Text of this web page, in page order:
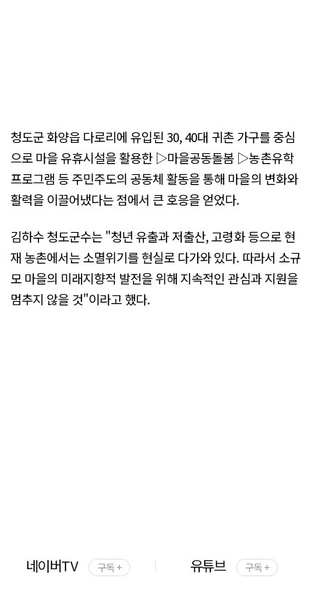
청도군 화양읍 다로리에 유입된 30, 40대 귀촌 가구를 중심
으로 마을 유휴시설을 활용한 ▷마을공동돌봄 ▷농촌유학
프로그램 등 주민주도의 공동체 활동을 통해 마을의 변화와
활력을 이끌어냈다는 점에서 큰 호응을 얻었다.
김하수 청도군수는 "청년 유출과 저출산, 고령화 등으로 현
재 농촌에서는 소멸위기를 현실로 다가와 있다. 따라서 소규
모 마을의 미래지향적 발전을 위해 지속적인 관심과 지원을
멈추지 않을 것"이라고 했다.
네이버TV 구독 + 유튜브 구독 +